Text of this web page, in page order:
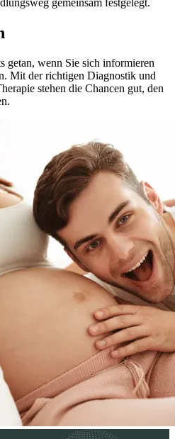
gemeinsam festgelegt.
getan, wenn Sie sich informieren
Mit der richtigen Diagnostik und
stehen die Chancen gut, den